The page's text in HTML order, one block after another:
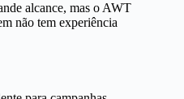
alcance, mas o AWT
não tem experiência